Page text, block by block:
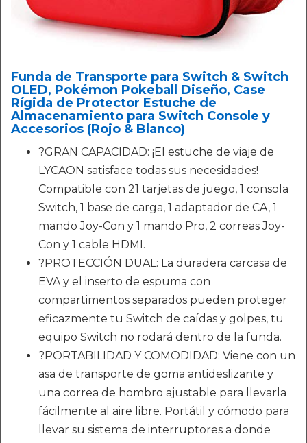
Funda de Transporte para Switch & Switch
OLED, Pokémon Pokeball Diseño, Case
Rígida de Protector Estuche de
Almacenamiento para Switch Console y
Accesorios (Rojo & Blanco)
?GRAN CAPACIDAD: ¡El estuche de viaje de
LYCAON satisface todas sus necesidades!
Compatible con 21 tarjetas de juego, 1 consola
Switch, 1 base de carga, 1 adaptador de CA, 1
mando Joy-Con y 1 mando Pro, 2 correas Joy-
Con y 1 cable HDMI.
?PROTECCIÓN DUAL: La duradera carcasa de
EVA y el inserto de espuma con
compartimentos separados pueden proteger
eficazmente tu Switch de caídas y golpes, tu
equipo Switch no rodará dentro de la funda.
?PORTABILIDAD Y COMODIDAD: Viene con un
asa de transporte de goma antideslizante y
una correa de hombro ajustable para llevarla
fácilmente al aire libre. Portátil y cómodo para
llevar su sistema de interruptores a donde